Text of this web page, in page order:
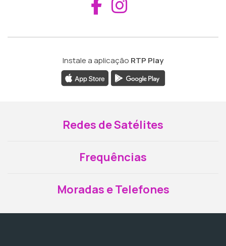
Instale a aplicação RTP Play
Redes de Satélites
Frequências
Moradas e Telefones